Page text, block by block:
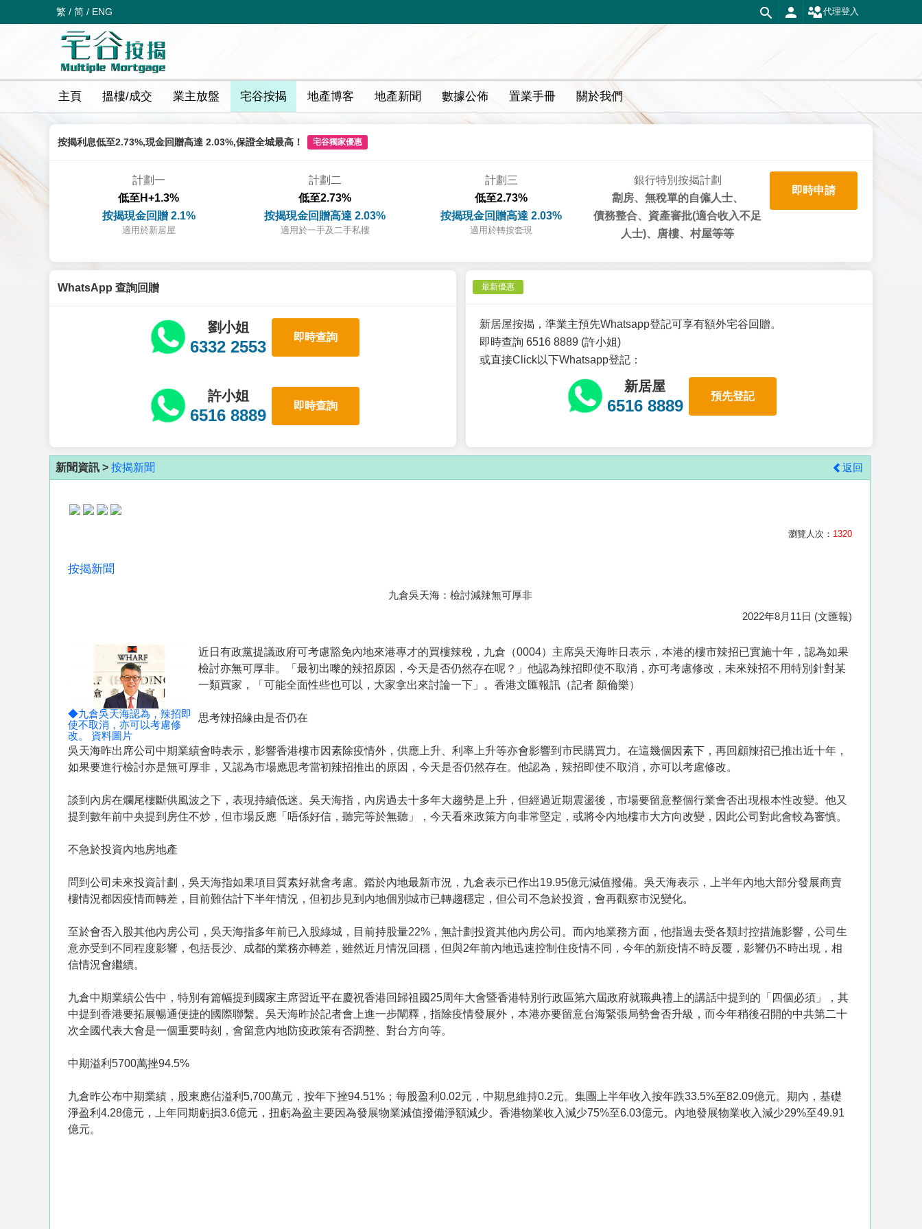
繁 / 简 / ENG 代理登入
主頁 搵樓/成交 業主放盤 宅谷按揭 地產博客 地產新聞 數據公佈 置業手冊 關於我們
按揭利息低至2.73%,現金回贈高達 2.03%,保證全城最高！ 宅谷獨家優惠
計劃一
低至H+1.3%
按揭現金回贈 2.1%
適用於新居屋
計劃二
低至2.73%
按揭現金回贈高達 2.03%
適用於一手及二手私樓
計劃三
低至2.73%
按揭現金回贈高達 2.03%
適用於轉按套現
銀行特別按揭計劃
劏房、無稅單的自僱人士、
債務整合、資產審批(適合收入不足
人士)、唐樓、村屋等等
即時申請
WhatsApp 查詢回贈
劉小姐
6332 2553
即時查詢
許小姐
6516 8889
即時查詢
最新優惠
新居屋按揭，準業主預先Whatsapp登記可享有額外宅谷回贈。
即時查詢 6516 8889 (許小姐)
或直接Click以下Whatsapp登記：
新居屋
6516 8889
預先登記
新聞資訊 > 按揭新聞 返回
瀏覽人次： 1320
按揭新聞
九倉吳天海：檢討減辣無可厚非
2022年8月11日 (文匯報)
◆九倉吳天海認為，辣招即
使不取消，亦可以考慮修
改。 資料圖片
近日有政黨提議政府可考慮豁免內地來港專才的買樓辣稅，九倉（0004）主席吳天海昨日表示，本港的樓市辣招已實施十年，認為如果
檢討亦無可厚非。「最初出嚟的辣招原因，今天是否仍然存在呢？」他認為辣招即使不取消，亦可考慮修改，未來辣招不用特別針對某
一類買家，「可能全面性些也可以，大家拿出來討論一下」。香港文匯報訊（記者 顏倫樂）
思考辣招緣由是否仍在
吳天海昨出席公司中期業績會時表示，影響香港樓市因素除疫情外，供應上升、利率上升等亦會影響到市民購買力。在這幾個因素下，再回顧辣招已推出近十年，
如果要進行檢討亦是無可厚非，又認為市場應思考當初辣招推出的原因，今天是否仍然存在。他認為，辣招即使不取消，亦可以考慮修改。
談到內房在爛尾樓斷供風波之下，表現持續低迷。吳天海指，內房過去十多年大趨勢是上升，但經過近期震盪後，市場要留意整個行業會否出現根本性改變。他又
提到數年前中央提到房住不炒，但市場反應「唔係好信，聽完等於無聽」，今天看來政策方向非常堅定，或將令內地樓市大方向改變，因此公司對此會較為審慎。
不急於投資內地房地產
問到公司未來投資計劃，吳天海指如果項目質素好就會考慮。鑑於內地最新市況，九倉表示已作出19.95億元減值撥備。吳天海表示，上半年內地大部分發展商賣
樓情況都因疫情而轉差，目前難估計下半年情況，但初步見到內地個別城市已轉趨穩定，但公司不急於投資，會再觀察市況變化。
至於會否入股其他內房公司，吳天海指多年前已入股綠城，目前持股量22%，無計劃投資其他內房公司。而內地業務方面，他指過去受各類封控措施影響，公司生
意亦受到不同程度影響，包括長沙、成都的業務亦轉差，雖然近月情況回穩，但與2年前內地迅速控制住疫情不同，今年的新疫情不時反覆，影響仍不時出現，相
信情況會繼續。
九倉中期業績公告中，特別有篇幅提到國家主席習近平在慶祝香港回歸祖國25周年大會暨香港特別行政區第六屆政府就職典禮上的講話中提到的「四個必須」，其
中提到香港要拓展暢通便捷的國際聯繫。吳天海昨於記者會上進一步闡釋，指除疫情發展外，本港亦要留意台海緊張局勢會否升級，而今年稍後召開的中共第二十
次全國代表大會是一個重要時刻，會留意內地防疫政策有否調整、對台方向等。
中期溢利5700萬挫94.5%
九倉昨公布中期業績，股東應佔溢利5,700萬元，按年下挫94.51%；每股盈利0.02元，中期息維持0.2元。集團上半年收入按年跌33.5%至82.09億元。期內，基礎
淨盈利4.28億元，上年同期虧損3.6億元，扭虧為盈主要因為發展物業減值撥備淨額減少。香港物業收入減少75%至6.03億元。內地發展物業收入減少29%至49.91
億元。